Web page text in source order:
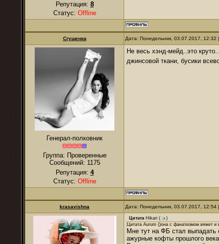
Репутация: 8
Статус: Offline
Сгущенка Дата: Понедельник, 03.07.2017,
Генерал-полковник
Группа: Проверенные
Сообщений: 1175
Репутация: 4
Статус: Offline
Не весь хэнд-мейд..это
джинсовой ткани, бусики
krasavishna Дата: Понедельник, 03.07.2017,
Цитата Hikari (
)
Цитата Aurum ()она с фанатизмом вяжет и
Мне тут на ФБ стал
ажурные кофты прошлого